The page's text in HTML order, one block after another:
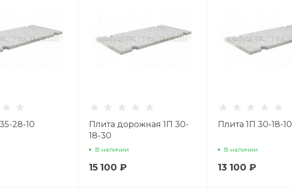
28-10
Плита дорожная 1П 30-
18-30
В наличии
15 100 ₽
Плита 1П 30-18-10
В наличии
13 100 ₽